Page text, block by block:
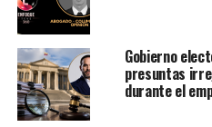
Gobierno
presuntas
durante el